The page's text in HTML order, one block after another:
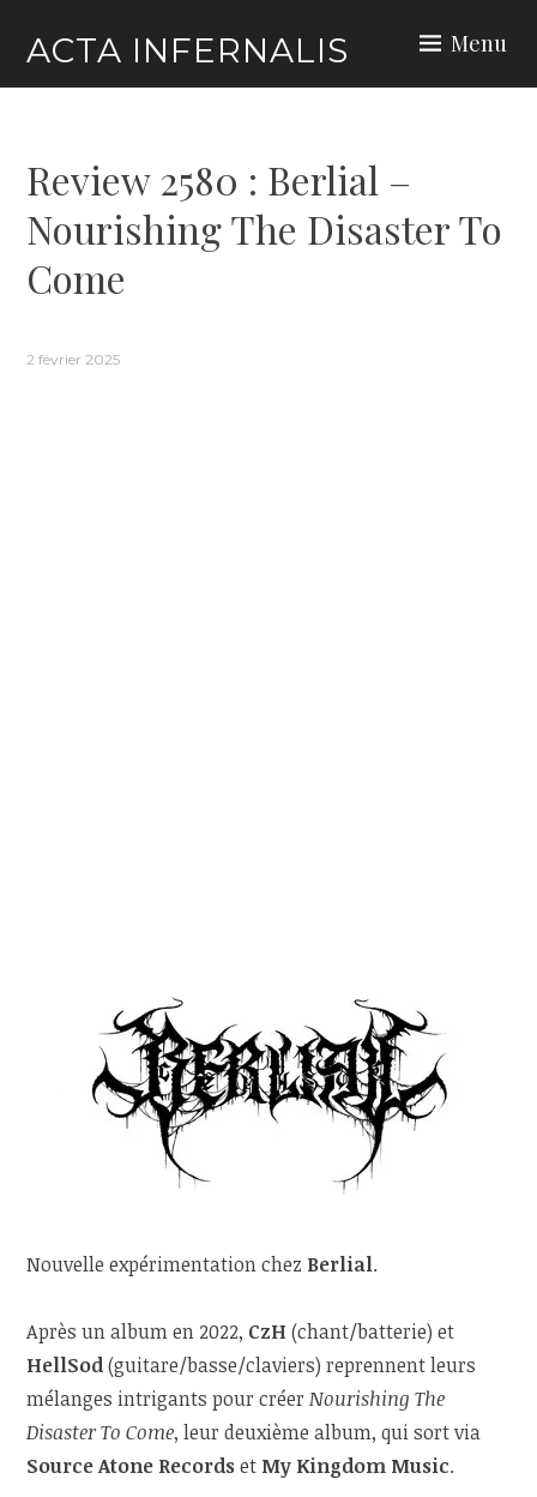
content
ACTA INFERNALIS Menu
Review 2580 : Berlial –
Nourishing The Disaster To
Come
2 février 2025
Nouvelle expérimentation chez Berlial.
Après un album en 2022, CzH (chant/batterie) et
HellSod(guitare/basse/claviers) reprennent leurs
mélanges intrigants pour créerNourishing The
Disaster To Come, leur deuxième album, qui sort via
Source Atone Recordset My Kingdom Music.